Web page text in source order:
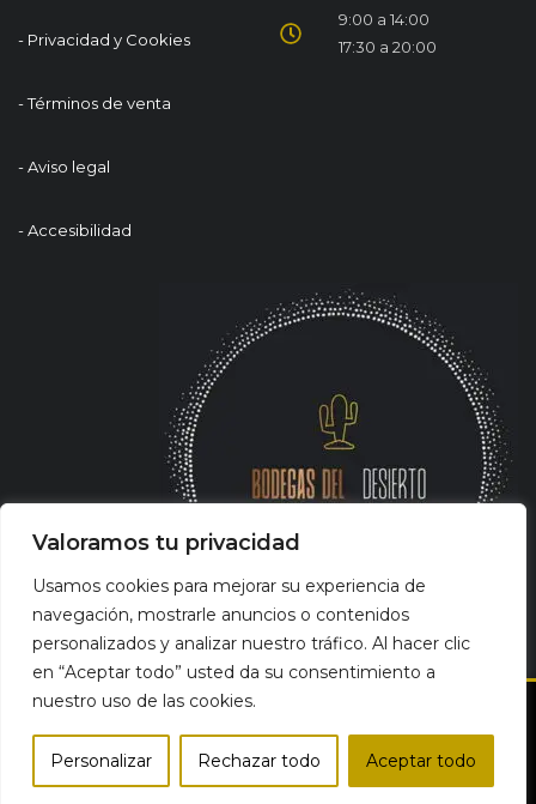
Valoramos tu privacidad
Usamos cookies para mejorar su experiencia de
navegación, mostrarle anuncios o contenidos
personalizados y analizar nuestro tráfico. Al hacer clic
en “Aceptar todo” usted da su consentimiento a
nuestro uso de las cookies.
Personalizar Rechazar todo Aceptar todo
- Privacidad y Cookies
- Términos de venta
- Aviso legal
- Accesibilidad
9:00 a 14:00
17:30 a 20:00
Bodegas del Desierto | Productos Gourmet Online © Todos los